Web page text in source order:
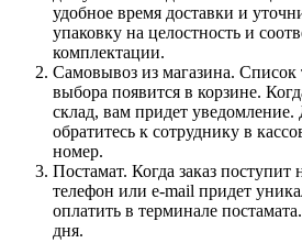
удобное время доставки и
упаковку на целостность и
комплектации.
Самовывоз из магазина. Список
выбора появится в корзине.
склад, вам придет уведомление.
обратитесь к сотруднику в
номер.
Постамат. Когда заказ поступит
телефон или e-mail придет
оплатить в терминале
дня.